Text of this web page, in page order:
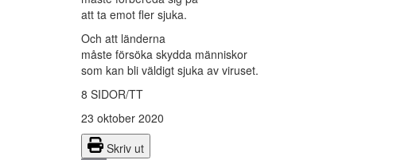
att ta emot fler sjuka.
Och att länderna
måste försöka skydda människor
som kan bli väldigt sjuka av viruset.
8 SIDOR/TT
23 oktober 2020
Skriv ut